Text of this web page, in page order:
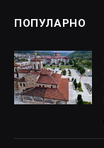
ПОПУЛАРНО